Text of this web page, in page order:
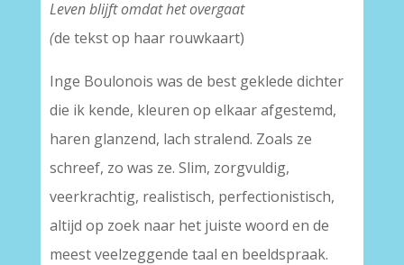
Leven blijft omdat het overgaat
​​​​​​​(de tekst op haar rouwkaart)
Inge Boulonois was de best geklede dichter
die ik kende, kleuren op elkaar afgestemd,
haren glanzend, lach stralend. Zoals ze
schreef, zo was ze. Slim, zorgvuldig,
veerkrachtig, realistisch, perfectionistisch,
altijd op zoek naar het juiste woord en de
meest veelzeggende taal en beeldspraak.